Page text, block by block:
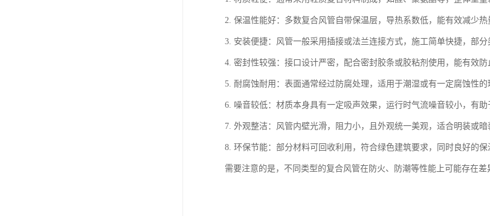
2. 保温性能好：多数复合风管自带保温层，导热系数低，能有效减少热
3. 安装便捷：风管一般采用插接或法兰连接方式，施工简单快捷，部
4. 密封性较强：接口设计严密，配合密封胶条或胶粘剂使用，能有效防
5. 耐腐蚀耐用：表面通常经过防腐处理，适用于潮湿或有一定腐蚀性的
6. 噪音较低：材质本身具有一定吸声效果，运行时气流噪音较小，有助
7. 外观整洁：风管内壁光滑，阻力小，且外观统一美观，适合明装或暗
8. 环保节能：部分材料可回收利用，符合绿色建筑要求，同时良好的保
需要注意的是，不同类型的复合风管在防火、防潮等性能上可能存在差